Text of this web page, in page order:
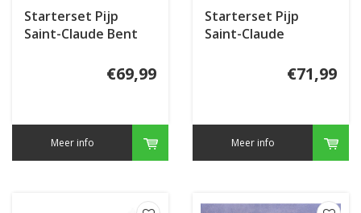
Starterset Pijp
Saint-Claude Bent
€69,99
Meer info
Starterset Pijp
Saint-Claude
€71,99
Meer info